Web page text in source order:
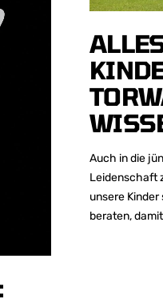
Auch in die
Leidenschaft
unsere
beraten,